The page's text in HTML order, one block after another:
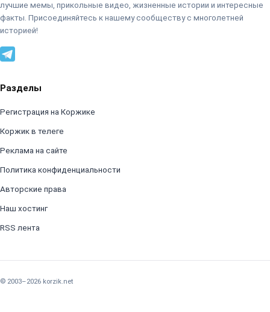
лучшие мемы, прикольные видео, жизненные истории и интересные
факты. Присоединяйтесь к нашему сообществу с многолетней
историей!
Разделы
Регистрация на Коржике
Коржик в телеге
Реклама на сайте
Политика конфиденциальности
Авторские права
Наш хостинг
RSS лента
© 2003–2026 korzik.net